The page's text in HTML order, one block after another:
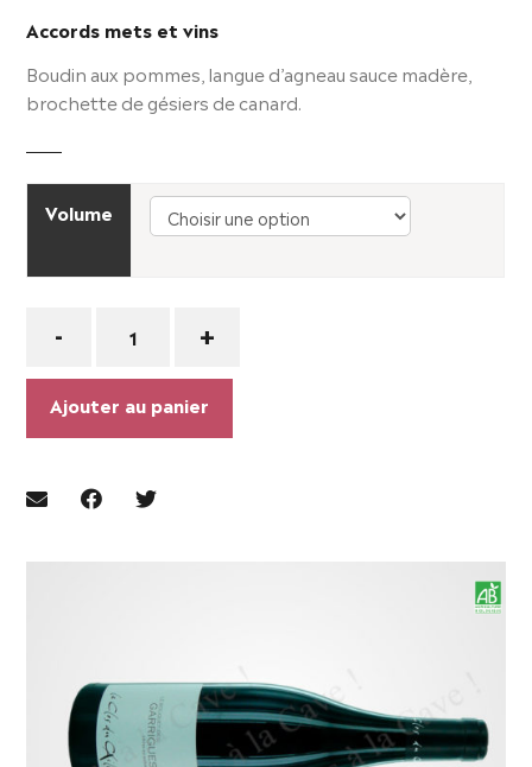
Accords mets et vins
Boudin aux pommes, langue d’agneau sauce madère,
brochette de gésiers de canard.
Volume
- +
Ajouter au panier